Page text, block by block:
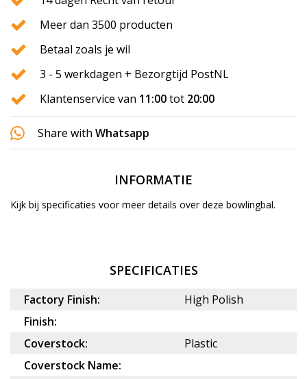
Meer dan 3500 producten
Betaal zoals je wil
3 - 5 werkdagen + Bezorgtijd PostNL
Klantenservice van 11:00tot 20:00
Share with Whatsapp
INFORMATIE
Kijk bij specificaties voor meer details over deze bowlingbal.
SPECIFICATIES
Factory Finish:
High Polish
Finish:
Coverstock:
Plastic
Coverstock Name: